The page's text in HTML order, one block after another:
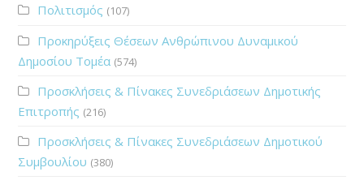
Πολιτισμός (107)
Προκηρύξεις Θέσεων Ανθρώπινου Δυναμικού
Δημοσίου Τομέα (574)
Προσκλήσεις & Πίνακες Συνεδριάσεων Δημοτικής
Επιτροπής (216)
Προσκλήσεις & Πίνακες Συνεδριάσεων Δημοτικού
Συμβουλίου (380)